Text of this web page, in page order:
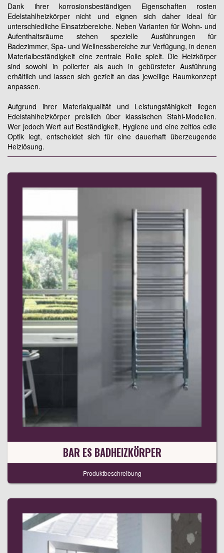
Dank ihrer korrosionsbeständigen Eigenschaften rosten
Edelstahlheizkörper nicht und eignen sich daher ideal für
unterschiedliche Einsatzbereiche. Neben Varianten für Wohn- und
Aufenthaltsräume stehen spezielle Ausführungen für
Badezimmer, Spa- und Wellnessbereiche zur Verfügung, in denen
Materialbeständigkeit eine zentrale Rolle spielt. Die Heizkörper
sind sowohl in polierter als auch in gebürsteter Ausführung
erhältlich und lassen sich gezielt an das jeweilige Raumkonzept
anpassen.
Aufgrund ihrer Materialqualität und Leistungsfähigkeit liegen
Edelstahlheizkörper preislich über klassischen Stahl-Modellen.
Wer jedoch Wert auf Beständigkeit, Hygiene und eine zeitlos edle
Optik legt, entscheidet sich für eine dauerhaft überzeugende
Heizlösung.
BAR ES BADHEIZKÖRPER
Produktbeschreibung